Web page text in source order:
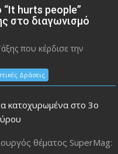
“It hurts people”
στο διαγωνισμό
που κέρδισε την
Δράσεις
κατοχυρωμένα στο 3ο
θέματος SuperMag: